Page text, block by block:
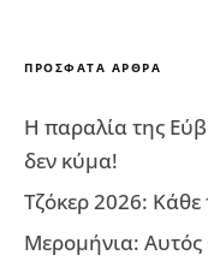
ΠΡΌΣΦΑΤΑ ΆΡΘΡΑ
Η παραλία της
δεν κύμα!
Τζόκερ 2026: Κάθε
Μερομήνια: Αυτός